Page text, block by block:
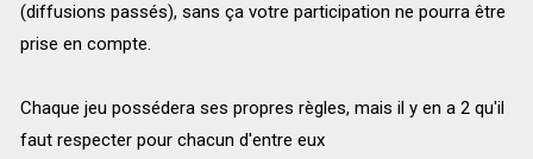
(diffusions passés), sans ça votre participation ne pourra être
prise en compte.
Chaque jeu possédera ses propres règles, mais il y en a 2 qu'il
faut respecter pour chacun d'entre eux